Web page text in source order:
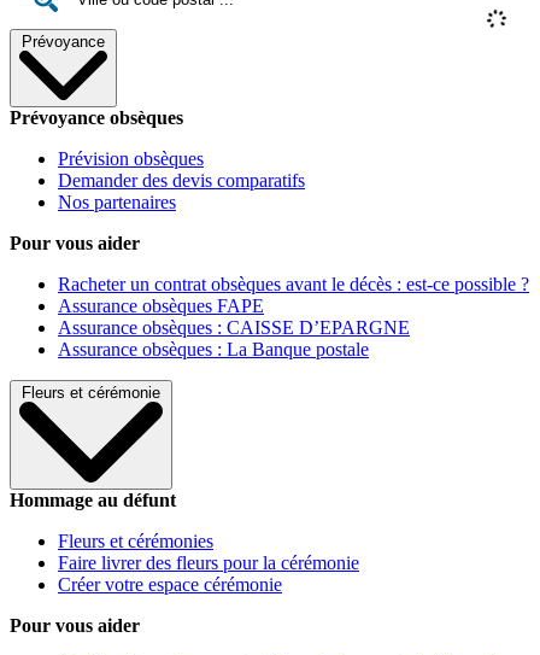
Prévoyance
Prévoyance obsèques
Prévision obsèques
Demander des devis comparatifs
Nos partenaires
Pour vous aider
Racheter un contrat obsèques avant le décès : est-ce possible ?
Assurance obsèques FAPE
Assurance obsèques : CAISSE D’EPARGNE
Assurance obsèques : La Banque postale
Fleurs et cérémonie
Hommage au défunt
Fleurs et cérémonies
Faire livrer des fleurs pour la cérémonie
Créer votre espace cérémonie
Pour vous aider